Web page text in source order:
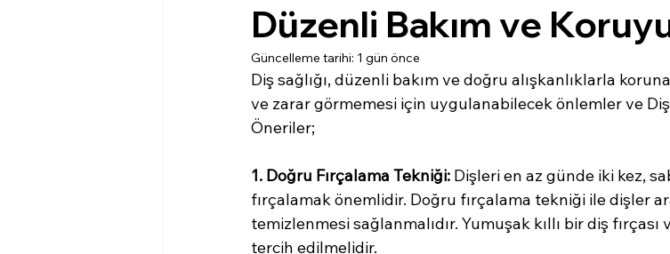
Düzenli Bakım ve
Güncelleme tarihi: 1 gün önce
Diş sağlığı, düzenli bakım ve doğru alışkanlıklarla
ve zarar görmemesi için uygulanabilecek önlemler ve
Öneriler;
1. Doğru Fırçalama Tekniği: Dişleri en az günde iki kez,
fırçalamak önemlidir. Doğru fırçalama tekniği ile dişler
temizlenmesi sağlanmalıdır. Yumuşak kıllı bir diş
tercih edilmelidir.